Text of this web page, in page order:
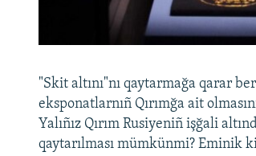
"Skit altını"nı qaytarmağa qarar
eksponatlarnıñ Qırımğa ait
Yalıñız Qırım Rusiyeniñ işğali
qaytarılması mümkünmi? Eminik